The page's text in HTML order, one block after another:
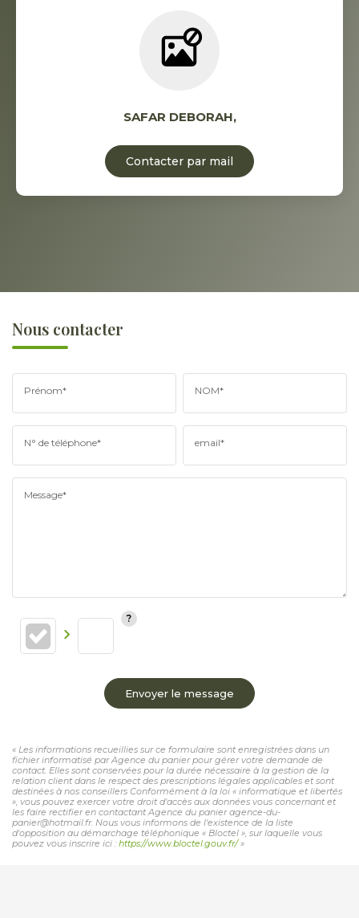
SAFAR DEBORAH,
Contacter par mail
Nous contacter
Prénom* NOM*
N° de téléphone* email*
Message*
Envoyer le message
« Les informations recueillies sur ce formulaire sont enregistrées dans un
fichier informatisé par Agence du panier pour gérer votre demande de
contact. Elles sont conservées pour la durée nécessaire à la gestion de la
relation client dans le respect des prescriptions légales applicables et sont
destinées à nos conseillers Conformément à la loi « informatique et libertés
», vous pouvez exercer votre droit d'accès aux données vous concernant et
les faire rectifier en contactant Agence du panier agence-du-
panier@hotmail.fr. Nous vous informons de l'existence de la liste
d'opposition au démarchage téléphonique « Bloctel », sur laquelle vous
pouvez vous inscrire ici : https://www.bloctel.gouv.fr/»